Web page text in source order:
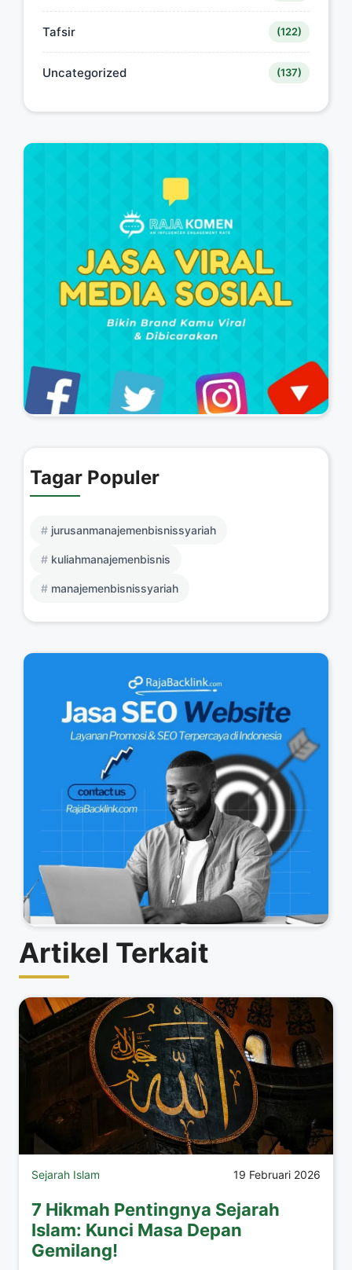
Tafsir (122)
Uncategorized (137)
Tagar Populer
jurusanmanajemenbisnissyariah
kuliahmanajemenbisnis
manajemenbisnissyariah
Artikel Terkait
Sejarah Islam 19 Februari 2026
7 Hikmah Pentingnya Sejarah
Islam: Kunci Masa Depan
Gemilang!